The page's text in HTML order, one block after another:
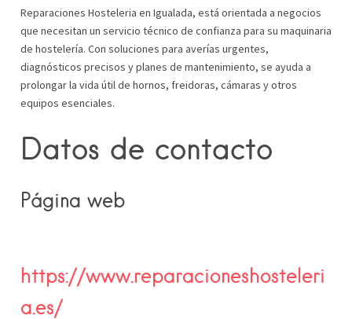
Reparaciones Hosteleria en Igualada, está orientada a negocios
que necesitan un servicio técnico de confianza para su maquinaria
de hostelería. Con soluciones para averías urgentes,
diagnósticos precisos y planes de mantenimiento, se ayuda a
prolongar la vida útil de hornos, freidoras, cámaras y otros
equipos esenciales.
Datos de contacto
Página web
https://www.reparacioneshosteleri
a.es/